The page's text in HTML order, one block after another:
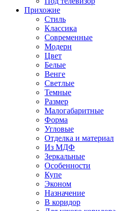
Прихожие
Стиль
Классика
Современные
Модерн
Цвет
Белые
Венге
Светлые
Темные
Размер
Малогабаритные
Форма
Угловые
Отделка и материал
Из МДФ
Зеркальные
Особенности
Купе
Эконом
Назначение
В коридор